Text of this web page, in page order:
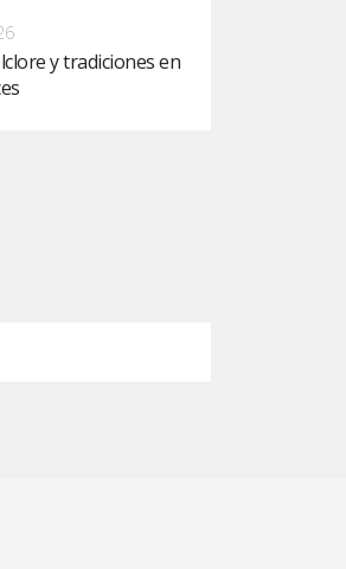
y tradiciones en